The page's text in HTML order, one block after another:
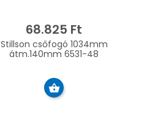
68.825 Ft
Stillson csőfogó 1034mm
átm.140mm 6531-48